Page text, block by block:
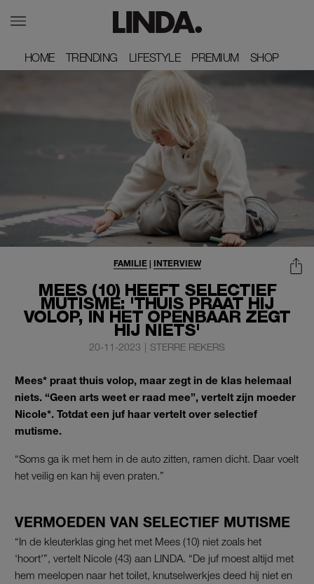
HOME
HOME TRENDING
TRENDING LIFESTYLE
LIFESTYLE PREMIUM
PREMIUM SHOP
SHOP
MEES (10) HEEFT SELECTIEF
MUTISME: 'THUIS PRAAT HIJ
VOLOP, IN HET OPENBAAR ZEGT
HIJ NIETS'
FAMILIE| INTERVIEW
20-11-2023 | STERRE REKERS
Mees* praat thuis volop, maar zegt in de klas helemaal
niets. “Geen arts weet er raad mee”, vertelt zijn moeder
Nicole*. Totdat een juf haar vertelt over selectief
mutisme.
“Soms ga ik met hem in de auto zitten, ramen dicht. Daar voelt
het veilig en kan hij even praten.”
VERMOEDEN VAN SELECTIEF MUTISME
“In de kleuterklas ging het met Mees (10) niet zoals het
‘hoort'”, vertelt Nicole (43) aan LINDA. “De juf moest altijd met
hem meelopen naar het toilet, knutselwerkjes deed hij niet en